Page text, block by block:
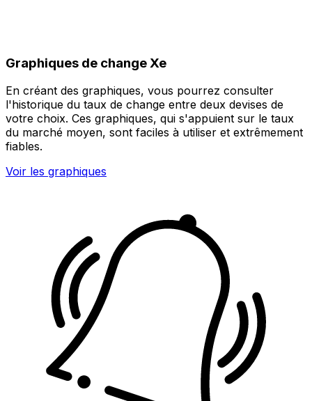
Graphiques de change Xe
En créant des graphiques, vous pourrez consulter
l'historique du taux de change entre deux devises de
votre choix. Ces graphiques, qui s'appuient sur le taux
du marché moyen, sont faciles à utiliser et extrêmement
fiables.
Voir les graphiques